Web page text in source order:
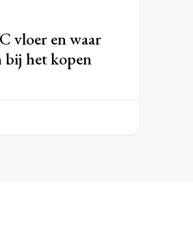
vloer en waar
bij het kopen